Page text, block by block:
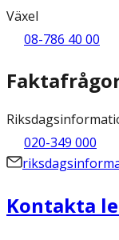
Växel
08-786 40 00
020-349 000
Kontakta